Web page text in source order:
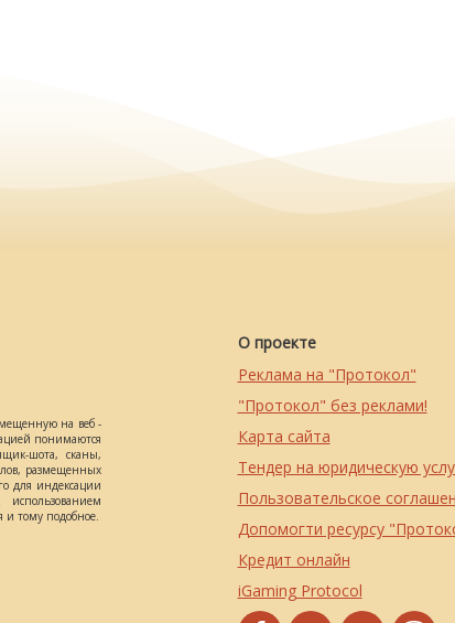
на веб -
понимаются
шота, сканы,
размещенных
для индексации
и тому подобное.
О проекте
Реклама на "Протокол"
"Протокол" без реклами!
Карта сайта
Тендер на юридическую
Пользовательское
Допомогти ресурсу
Кредит онлайн
iGaming Protocol